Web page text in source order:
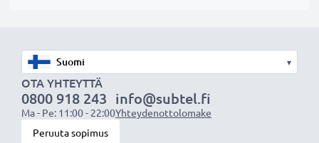
verkkokauppa, joka tarjoaa laadukkaita tuotteita, ja
siksi tarjoamme 36 kuukauden takuun!
▾
OTA YHTEYTTÄ
0800 918 243
Ma - Pe: 11:00 - 22:00
info@subtel.fi
Yhteydenottolomake
Peruuta sopimus